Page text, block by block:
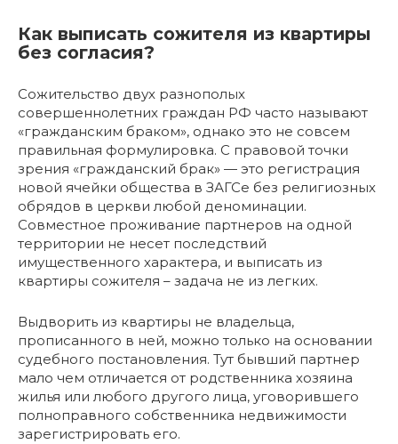
Как выписать сожителя из квартиры
без согласия?
Сожительство двух разнополых
совершеннолетних граждан РФ часто называют
«гражданским браком», однако это не совсем
правильная формулировка. С правовой точки
зрения «гражданский брак» — это регистрация
новой ячейки общества в ЗАГСе без религиозных
обрядов в церкви любой деноминации.
Совместное проживание партнеров на одной
территории не несет последствий
имущественного характера, и выписать из
квартиры сожителя – задача не из легких.
Выдворить из квартиры не владельца,
прописанного в ней, можно только на основании
судебного постановления. Тут бывший партнер
мало чем отличается от родственника хозяина
жилья или любого другого лица, уговорившего
полноправного собственника недвижимости
зарегистрировать его.